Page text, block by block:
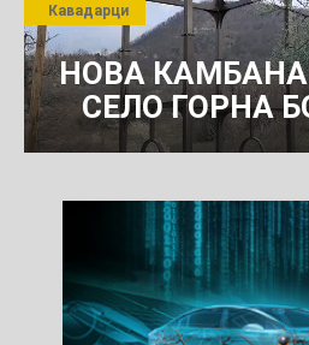
КОМУНАЛНО
НОВА
СЕЛО ГОРНА
Кавадарци